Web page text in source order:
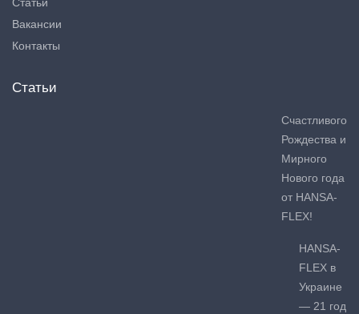
Вакансии
Контакты
Статьи
Счастливого
Рождества и
Мирного
Нового года
от HANSA-
FLEX!
HANSA-
FLEX в
Украине
— 21 год